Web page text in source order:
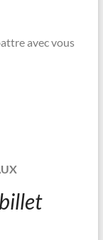
avec vous
billet